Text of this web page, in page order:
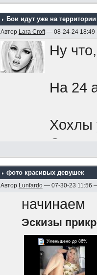
бы:в
как
будь
ПЫСЫ
Бои идут уже на
Автор Lara Croft— 08-24-24 18:49
Ну
На 24
Хохлы
бреши,
в
фото красивых девушек
Автор Lunfardo— 07-30-23 11:56
начинаем
Эскизы
Уменьшено до 86%